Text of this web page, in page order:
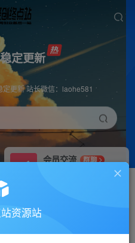
定更新
更新 站长微信：laohe581
会员交流
群聊
资源站